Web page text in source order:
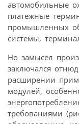
автомобильные
платежные
промышленных
системы,
Но замысел
заключался
расширении
модулей,
требованиями